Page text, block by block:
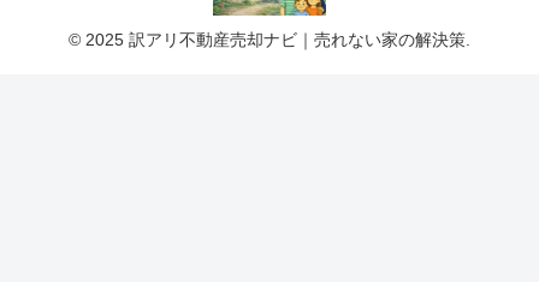
© 2025 訳アリ不動産売却ナビ｜売れない家の解決策.